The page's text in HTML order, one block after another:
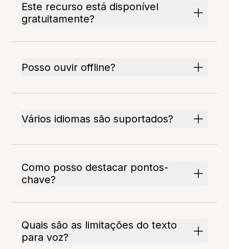
Este recurso está disponível
gratuitamente?
Posso ouvir offline?
Vários idiomas são suportados?
Como posso destacar pontos-
chave?
Quais são as limitações do texto
para voz?